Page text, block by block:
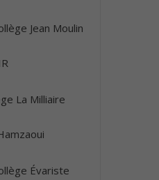
Jean Moulin
La Milliaire
Évariste